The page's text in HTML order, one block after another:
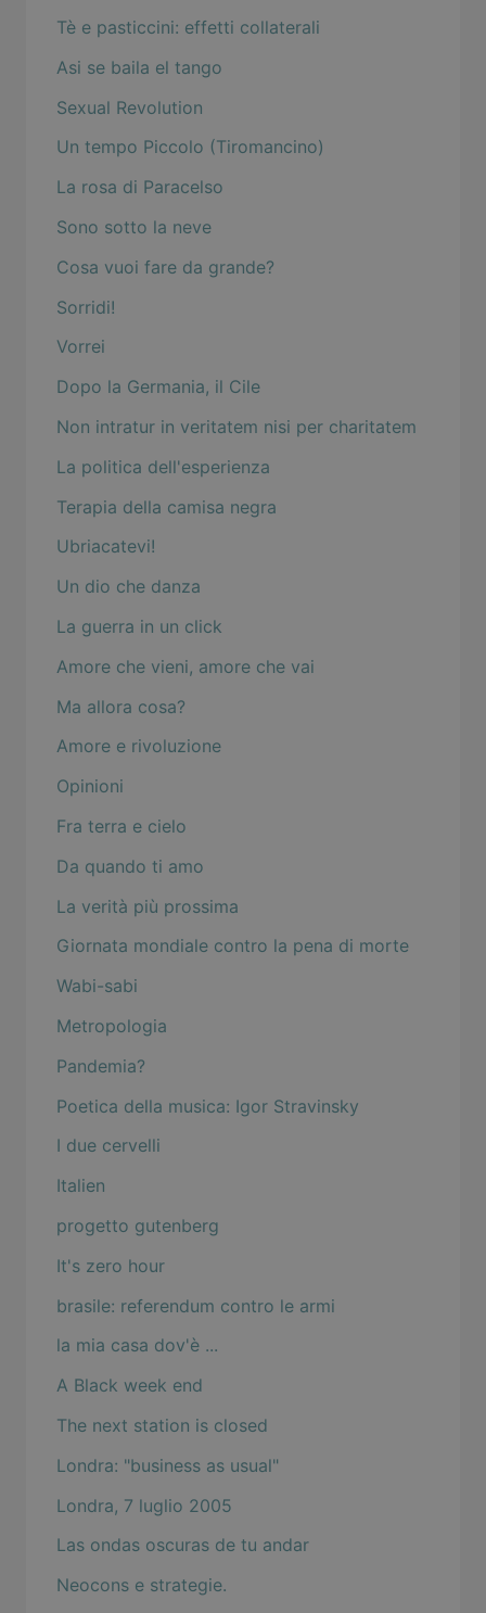
Tè e pasticcini: effetti collaterali
Asi se baila el tango
Sexual Revolution
Un tempo Piccolo (Tiromancino)
La rosa di Paracelso
Sono sotto la neve
Cosa vuoi fare da grande?
Sorridi!
Vorrei
Dopo la Germania, il Cile
Non intratur in veritatem nisi per charitatem
La politica dell'esperienza
Terapia della camisa negra
Ubriacatevi!
Un dio che danza
La guerra in un click
Amore che vieni, amore che vai
Ma allora cosa?
Amore e rivoluzione
Opinioni
Fra terra e cielo
Da quando ti amo
La verità più prossima
Giornata mondiale contro la pena di morte
Wabi-sabi
Metropologia
Pandemia?
Poetica della musica: Igor Stravinsky
I due cervelli
Italien
progetto gutenberg
It's zero hour
brasile: referendum contro le armi
la mia casa dov'è ...
A Black week end
The next station is closed
Londra: "business as usual"
Londra, 7 luglio 2005
Las ondas oscuras de tu andar
Neocons e strategie.